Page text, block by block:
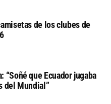
de los clubes de
“Soñé que Ecuador jugaba
del Mundial”